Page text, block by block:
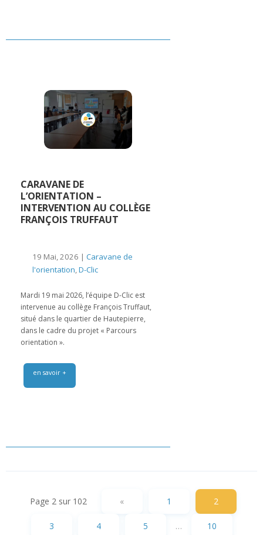
CARAVANE DE
L’ORIENTATION –
INTERVENTION AU COLLÈGE
FRANÇOIS TRUFFAUT
19 Mai, 2026 | Caravane de
l'orientation,D-Clic
Mardi 19 mai 2026, l’équipe D-Clic est
intervenue au collège François Truffaut,
situé dans le quartier de Hautepierre,
dans le cadre du projet « Parcours
orientation ».
en savoir +
Page 2 sur 102 « 1 2
3 4 5 … 10